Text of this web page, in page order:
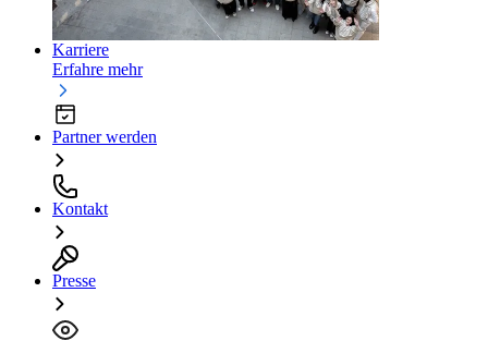
Karriere
Erfahre mehr
Partner werden
Kontakt
Presse